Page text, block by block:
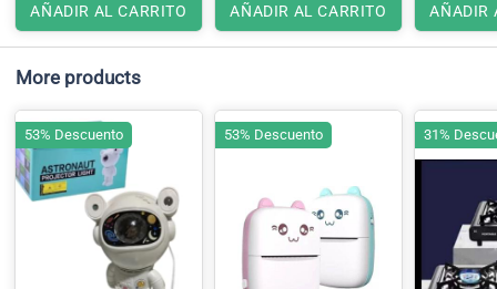
AÑADIR AL CARRITO AÑADIR AL CARRITO AÑADIR
More products
53% Descuento 53% Descuento 31%